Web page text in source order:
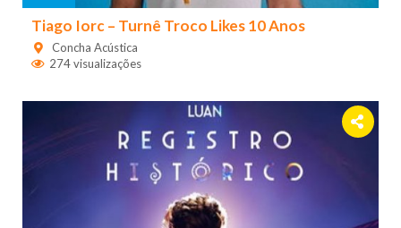
Tiago Iorc – Turnê Troco Likes 10 Anos
Concha Acústica
274 visualizações